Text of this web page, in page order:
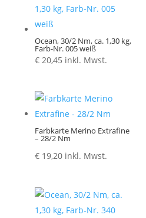
Ocean, 30/2 Nm, ca. 1,30 kg,
Farb-Nr. 005 weiß
€20,45 inkl. Mwst.
Farbkarte Merino Extrafine
– 28/2 Nm
€19,20 inkl. Mwst.